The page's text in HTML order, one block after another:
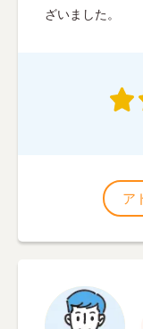
ざいました。
ア